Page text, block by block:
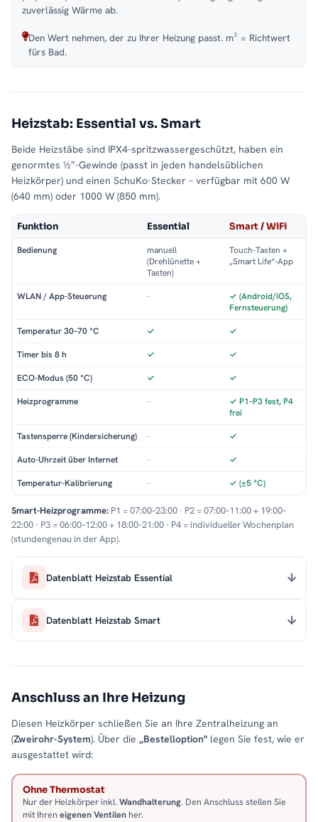
zuverlässig Wärme ab.
Den Wert nehmen, der zu Ihrer Heizung passt. m² = Richtwert
fürs Bad.
Heizstab: Essential vs. Smart
Beide Heizstäbe sind IPX4-spritzwassergeschützt, haben ein
genormtes ½″-Gewinde (passt in jeden handelsüblichen
Heizkörper) und einen SchuKo-Stecker – verfügbar mit 600 W
(640 mm) oder 1000 W (850 mm).
Funktion Essential Smart / WiFi
Bedienung
manuell
(Drehlünette +
Tasten)
Touch-Tasten +
„Smart Life“-App
WLAN / App-Steuerung –
✓ (Android/iOS,
Fernsteuerung)
Temperatur 30–70 °C ✓ ✓
Timer bis 8 h ✓ ✓
ECO-Modus (50 °C) ✓ ✓
Heizprogramme –
✓ P1–P3 fest, P4
frei
Tastensperre (Kindersicherung) – ✓
Auto-Uhrzeit über Internet – ✓
Temperatur-Kalibrierung – ✓ (±5 °C)
Smart-Heizprogramme: P1 = 07:00–23:00 · P2 = 07:00–11:00 + 19:00–
22:00 · P3 = 06:00–12:00 + 18:00–21:00 · P4 = individueller Wochenplan
(stundengenau in der App).
Datenblatt Heizstab Essential
Datenblatt Heizstab Smart
Anschluss an Ihre Heizung
Diesen Heizkörper schließen Sie an Ihre Zentralheizung an
(Zweirohr-System). Über die „Bestelloption" legen Sie fest, wie er
ausgestattet wird:
Ohne Thermostat
Nur der Heizkörper inkl. Wandhalterung. Den Anschluss stellen Sie
mit Ihren eigenen Ventilen her.